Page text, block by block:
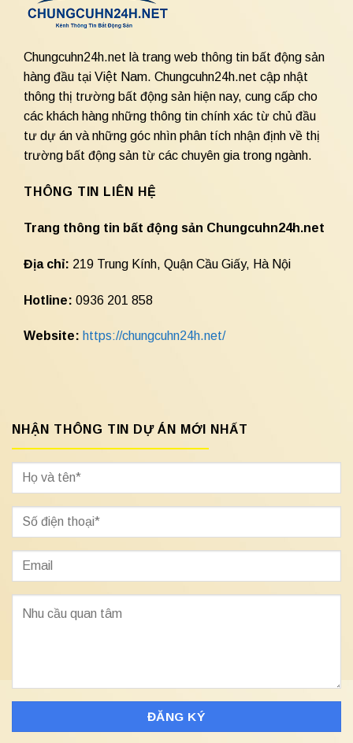
Chungcuhn24h.net là trang web thông tin bất động sản
hàng đầu tại Việt Nam. Chungcuhn24h.net cập nhật
thông thị trường bất động sản hiện nay, cung cấp cho
các khách hàng những thông tin chính xác từ chủ đầu
tư dự án và những góc nhìn phân tích nhận định về thị
trường bất động sản từ các chuyên gia trong ngành.
THÔNG TIN LIÊN HỆ
Trang thông tin bất động sản Chungcuhn24h.net
Địa chỉ: 219 Trung Kính, Quận Cầu Giấy, Hà Nội
Hotline: 0936 201 858
Website: https://chungcuhn24h.net/
NHẬN THÔNG TIN DỰ ÁN MỚI NHẤT